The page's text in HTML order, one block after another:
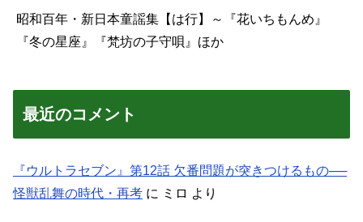
昭和百年・新日本童謡集【は行】～『花いちもんめ』
『冬の星座』『梵坊の子守唄』ほか
最近のコメント
『ウルトラセブン』第12話 欠番問題が突きつけるもの──
怪獣乱舞の時代・再考 に ミロ より